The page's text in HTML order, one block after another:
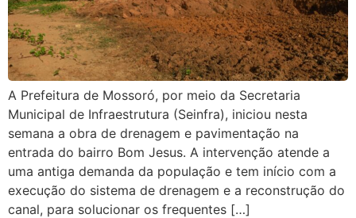
A Prefeitura de Mossoró, por meio da Secretaria
Municipal de Infraestrutura (Seinfra), iniciou nesta
semana a obra de drenagem e pavimentação na
entrada do bairro Bom Jesus. A intervenção atende a
uma antiga demanda da população e tem início com a
execução do sistema de drenagem e a reconstrução do
canal, para solucionar os frequentes […]